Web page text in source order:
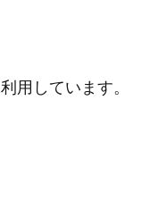
用しています。